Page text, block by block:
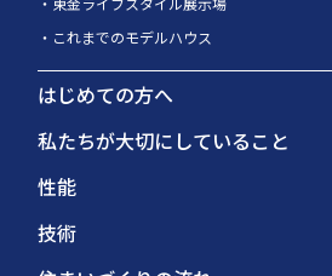
これまでのモデルハウス
はじめての方へ
私たちが大切にしていること
性能
技術